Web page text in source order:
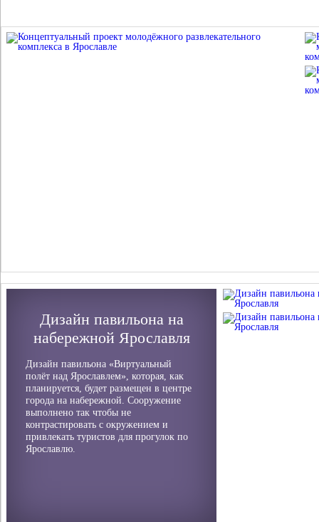
Дизайн павильона на
набережной Ярославля
Дизайн павильона «Виртуальный
полёт над Ярославлем», которая, как
планируется, будет размещен в центре
города на набережной. Сооружение
выполнено так чтобы не
контрастировать с окружением и
привлекать туристов для прогулок по
Ярославлю.